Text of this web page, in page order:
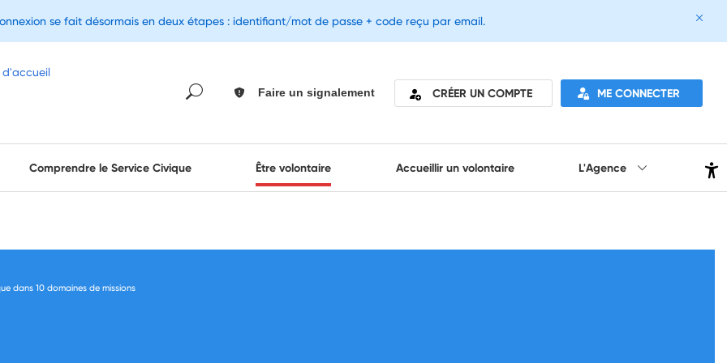
Faire un signalement CRÉER UN COMPTE ME CONNECTER
Comprendre le Service Civique Être volontaire Accueillir un volontaire L'Agence
dans 10 domaines de missions
se fait désormais en deux étapes : identifiant/mot de passe + code reçu par email.